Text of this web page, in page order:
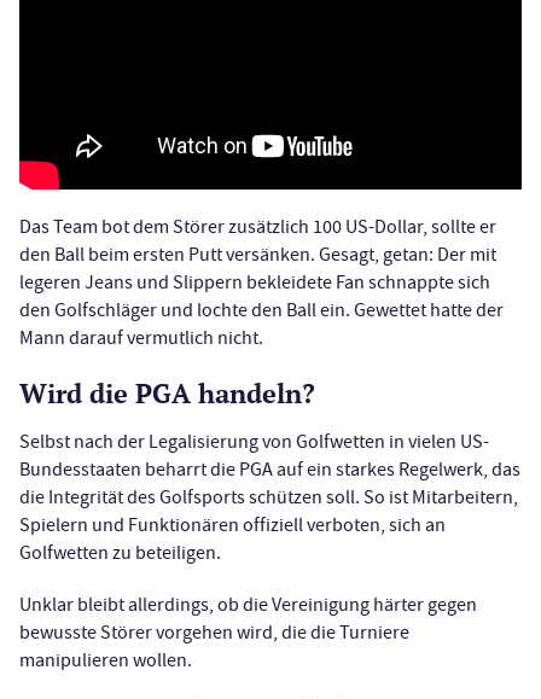
Das Team bot dem Störer zusätzlich 100 US-Dollar, sollte er
den Ball beim ersten Putt versänken. Gesagt, getan: Der mit
legeren Jeans und Slippern bekleidete Fan schnappte sich
den Golfschläger und lochte den Ball ein. Gewettet hatte der
Mann darauf vermutlich nicht.
Wird die PGA handeln?
Selbst nach der Legalisierung von Golfwetten in vielen US-
Bundesstaaten beharrt die PGA auf ein starkes Regelwerk, das
die Integrität des Golfsports schützen soll. So ist Mitarbeitern,
Spielern und Funktionären offiziell verboten, sich an
Golfwetten zu beteiligen.
Unklar bleibt allerdings, ob die Vereinigung härter gegen
bewusste Störer vorgehen wird, die die Turniere
manipulieren wollen.